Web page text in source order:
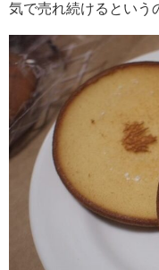
気で売れ続けるという